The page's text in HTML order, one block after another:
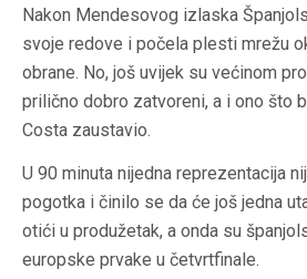
Nakon Mendesovog izlaska
svoje redove i počela plesti mrežu
obrane. No, još uvijek su većinom
prilično dobro zatvoreni, a i ono što
Costa zaustavio.
U 90 minuta nijedna reprezentacija
pogotka i činilo se da će još jedna
otići u produžetak, a onda su
europske prvake u četvrtfinale.